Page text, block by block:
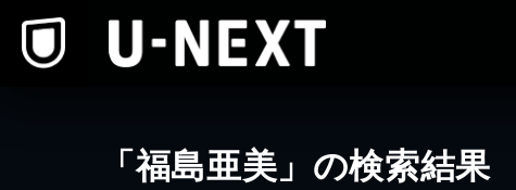
「福島亜美」の検索結果